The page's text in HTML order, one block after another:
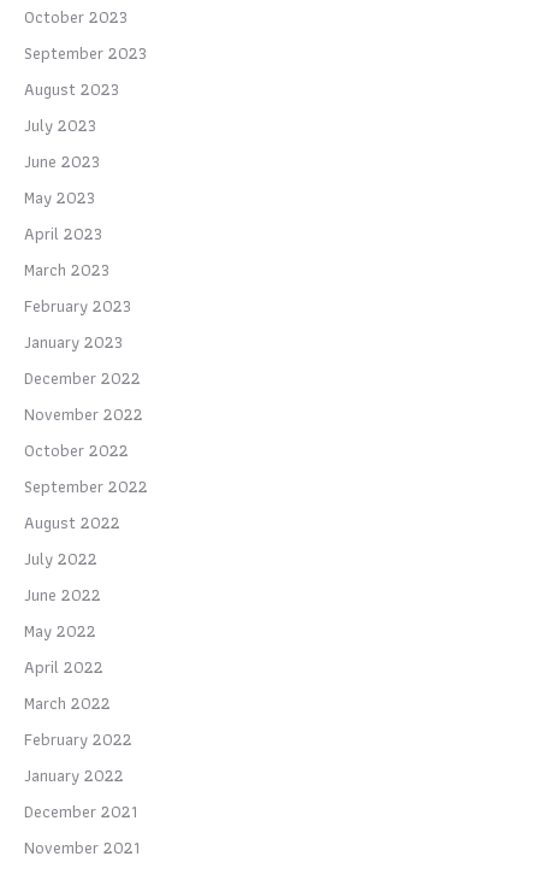
October 2023
September 2023
August 2023
July 2023
June 2023
May 2023
April 2023
March 2023
February 2023
January 2023
December 2022
November 2022
October 2022
September 2022
August 2022
July 2022
June 2022
May 2022
April 2022
March 2022
February 2022
January 2022
December 2021
November 2021